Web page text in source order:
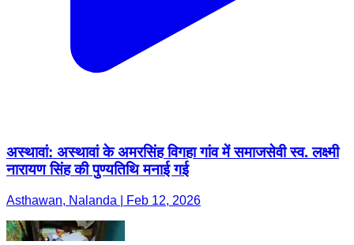
अस्थावां: अस्थावां के अमरसिंह विगहा गांव में समाजसेवी स्व. लक्ष्मी
नारायण सिंह की पुण्यतिथि मनाई गई
Asthawan, Nalanda | Feb 12, 2026